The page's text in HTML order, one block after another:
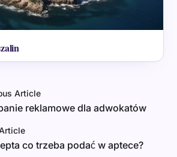
Article
reklamowe dla adwokatów
co trzeba podać w aptece?